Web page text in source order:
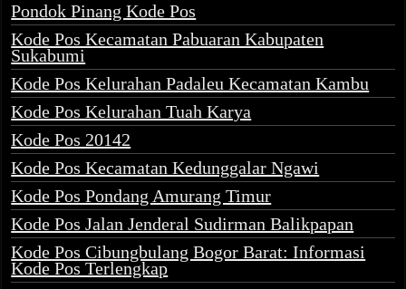
Pondok Pinang Kode Pos
Kode Pos Kecamatan Pabuaran Kabupaten
Sukabumi
Kode Pos Kelurahan Padaleu Kecamatan Kambu
Kode Pos Kelurahan Tuah Karya
Kode Pos 20142
Kode Pos Kecamatan Kedunggalar Ngawi
Kode Pos Pondang Amurang Timur
Kode Pos Jalan Jenderal Sudirman Balikpapan
Kode Pos Cibungbulang Bogor Barat: Informasi
Kode Pos Terlengkap